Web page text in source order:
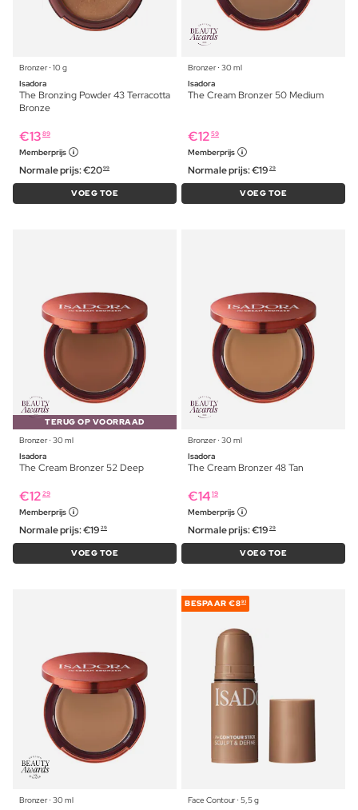
Bronzer ⋅ 10 g
Isadora
The Bronzing Powder 43 Terracotta
Bronze
€13 89
Memberprijs
Normale prijs:€2099
VOEG TOE
Bronzer ⋅ 30 ml
Isadora
The Cream Bronzer 50 Medium
€12 59
Memberprijs
Normale prijs:€19 29
VOEG TOE
TERUG OP VOORRAAD
Bronzer ⋅ 30 ml
Isadora
The Cream Bronzer 52 Deep
€12 29
Memberprijs
Normale prijs:€19 29
VOEG TOE
Bronzer ⋅ 30 ml
Isadora
The Cream Bronzer 48 Tan
€14 19
Memberprijs
Normale prijs:€19 29
VOEG TOE
Bronzer ⋅ 30 ml
BESPAAR €891
Face Contour ⋅ 5,5 g